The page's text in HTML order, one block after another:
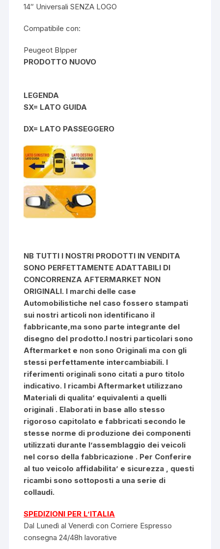
14″ Universali SENZA LOGO
Compatibile con:
Peugeot BIpper
PRODOTTO NUOVO
LEGENDA
SX= LATO GUIDA
DX= LATO PASSEGGERO
NB TUTTI I NOSTRI PRODOTTI IN VENDITA
SONO PERFETTAMENTE ADATTABILI DI
CONCORRENZA AFTERMARKET NON
ORIGINALI. I marchi delle case
Automobilistiche nel caso fossero stampati
sui nostri articoli non identificano il
fabbricante,ma sono parte integrante del
disegno del prodotto.I nostri particolari sono
Aftermarket e non sono Originali ma con gli
stessi perfettamente intercambiabili. I
riferimenti originali sono citati a puro titolo
indicativo. I ricambi Aftermarket utilizzano
Materiali di qualita’ equivalenti a quelli
originali . Elaborati in base allo stesso
rigoroso capitolato e fabbricati secondo le
stesse norme di produzione dei componenti
utilizzati durante l’assemblaggio dei veicoli
nel corso della fabbricazione . Per Conferire
al tuo veicolo affidabilita’ e sicurezza , questi
ricambi sono sottoposti a una serie di
collaudi.
SPEDIZIONI PER L’ITALIA
Dal Lunedì al Venerdì con Corriere Espresso
consegna 24/48h lavorative